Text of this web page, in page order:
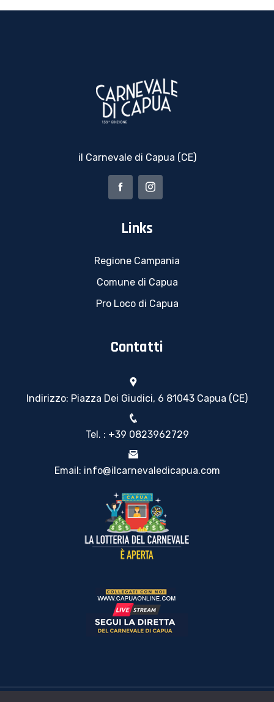
il Carnevale di Capua (CE)
Links
Regione Campania
Comune di Capua
Pro Loco di Capua
Contatti
Indirizzo: Piazza Dei Giudici, 6 81043 Capua (CE)
Tel. : +39 0823962729
Email: info@ilcarnevaledicapua.com